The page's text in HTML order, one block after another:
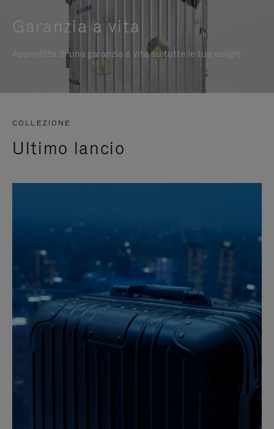
Garanzia a vita
Approfitta di una garanzia a vita su tutte le tue valigie
COLLEZIONE
Ultimo lancio